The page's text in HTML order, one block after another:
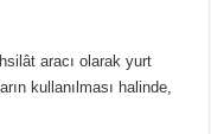
aracı olarak yurt
kullanılması halinde,